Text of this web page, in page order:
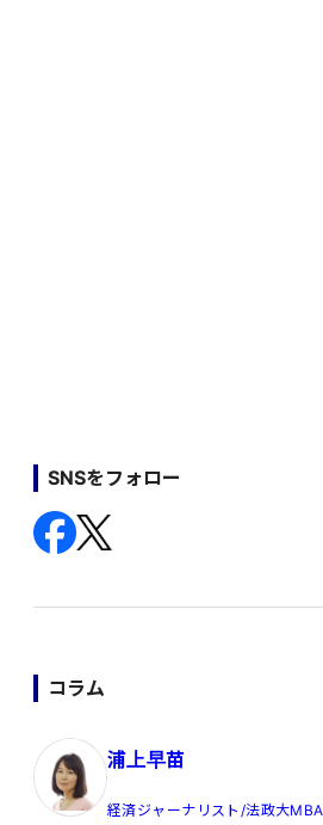
SNSをフォロー
コラム
浦上早苗
経済ジャーナリスト/法政大